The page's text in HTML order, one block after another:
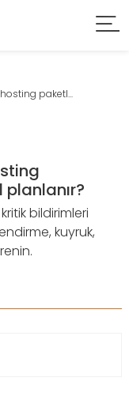
paketl...
bildirimleri
kuyruk,